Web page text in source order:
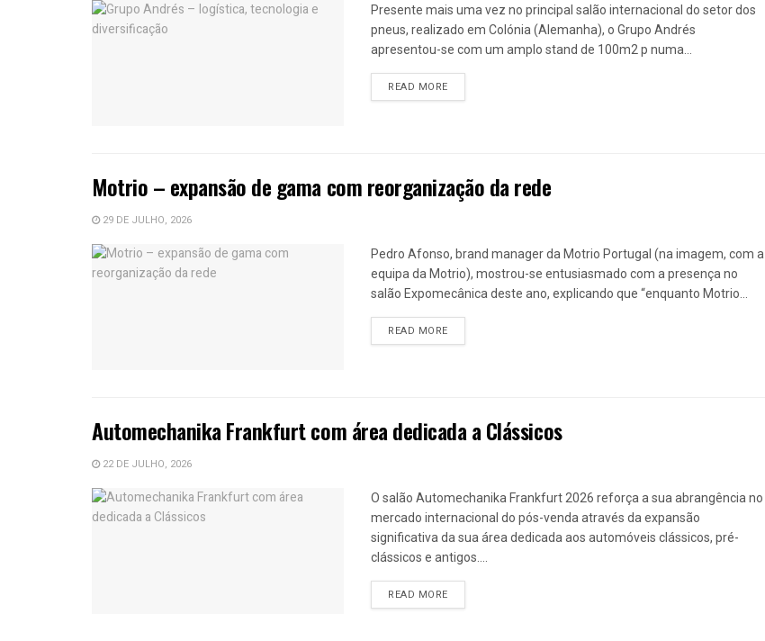
Presente mais uma vez no principal salão internacional do setor dos
pneus, realizado em Colónia (Alemanha), o Grupo Andrés
apresentou-se com um amplo stand de 100m2 p numa...
READ MOREDETAILS
Motrio – expansão de gama com reorganização da rede
29 DE JULHO, 2026
Pedro Afonso, brand manager da Motrio Portugal (na imagem, com a
equipa da Motrio), mostrou-se entusiasmado com a presença no
salão Expomecânica deste ano, explicando que “enquanto Motrio...
READ MOREDETAILS
Automechanika Frankfurt com área dedicada a Clássicos
22 DE JULHO, 2026
O salão Automechanika Frankfurt 2026 reforça a sua abrangência no
mercado internacional do pós-venda através da expansão
significativa da sua área dedicada aos automóveis clássicos, pré-
clássicos e antigos....
READ MOREDETAILS